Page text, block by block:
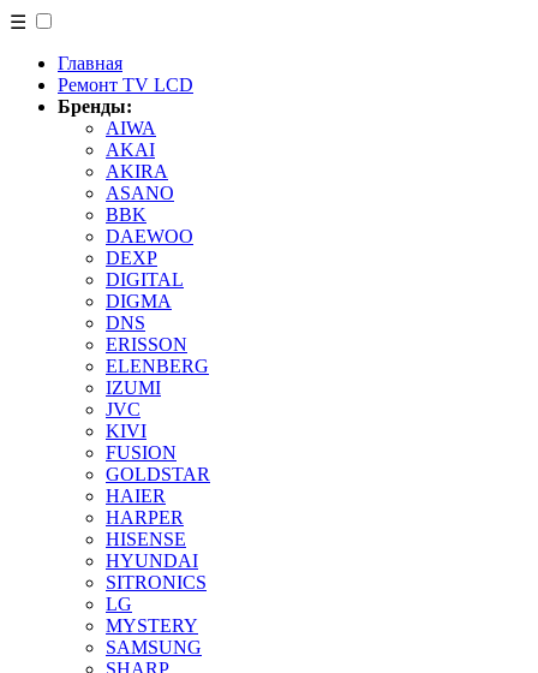
☰
Главная
Ремонт TV LCD
Бренды:
AIWA
AKAI
AKIRA
ASANO
BBK
DAEWOO
DEXP
DIGITAL
DIGMA
DNS
ERISSON
ELENBERG
IZUMI
JVC
KIVI
FUSION
GOLDSTAR
HAIER
HARPER
HISENSE
HYUNDAI
SITRONICS
LG
MYSTERY
SAMSUNG
SHARP